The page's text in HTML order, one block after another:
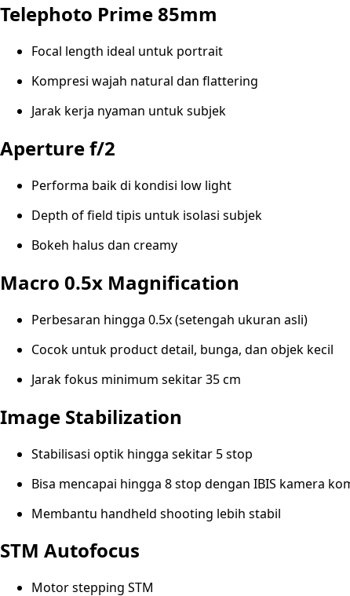
Telephoto Prime 85mm
Focal length ideal untuk portrait
Kompresi wajah natural dan flattering
Jarak kerja nyaman untuk subjek
Aperture f/2
Performa baik di kondisi low light
Depth of field tipis untuk isolasi subjek
Bokeh halus dan creamy
Macro 0.5x Magnification
Perbesaran hingga 0.5x (setengah ukuran asli)
Cocok untuk product detail, bunga, dan objek kecil
Jarak fokus minimum sekitar 35 cm
Image Stabilization
Stabilisasi optik hingga sekitar 5 stop
Bisa mencapai hingga 8 stop dengan IBIS kamera
Membantu handheld shooting lebih stabil
STM Autofocus
Motor stepping STM